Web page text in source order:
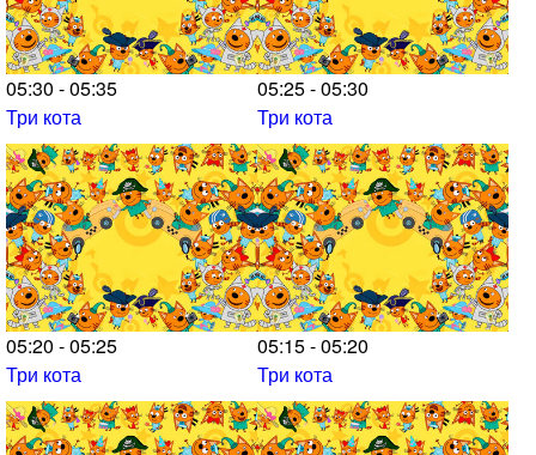
05:30 - 05:35
Три кота
05:25 - 05:30
Три кота
05:20 - 05:25
Три кота
05:15 - 05:20
Три кота